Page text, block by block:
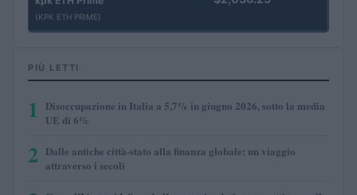
(KPK ETH PRIME)
PIÙ LETTI
1
Disoccupazione in Italia a 5,7% in giugno 2026, sotto la media
UE di 6%
2 Dalle antiche città-stato alla finanza globale: un viaggio
attraverso i secoli